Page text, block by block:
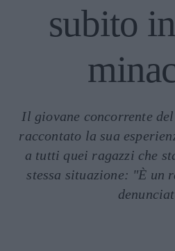
subito
Il giovane concorrente
raccontato la sua
a tutti quei ragazzi che
stessa situazione: "È un